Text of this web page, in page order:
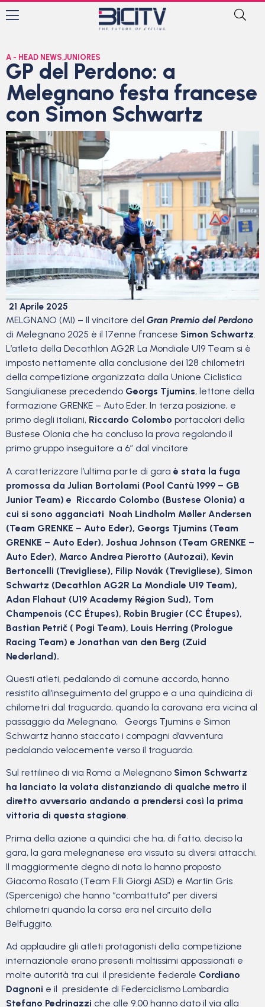
A - HEAD NEWS,JUNIORES
GP del Perdono: a
Melegnano festa francese
con Simon Schwartz
21 Aprile 2025
MELGNANO (MI) – Il vincitore del Gran Premio del Perdono
di Melegnano 2025 è il 17enne francese Simon Schwartz.
L’atleta della Decathlon AG2R La Mondiale U19 Team si è
imposto nettamente alla conclusione dei 128 chilometri
della competizione organizzata dalla Unione Ciclistica
Sangiulianese precedendo Georgs Tjumins, lettone della
formazione GRENKE – Auto Eder. In terza posizione, e
primo degli italiani, Riccardo Colombo portacolori della
Bustese Olonia che ha concluso la prova regolando il
primo gruppo inseguitore a 6” dal vincitore
A caratterizzare l’ultima parte di gara è stata la fuga
promossa da Julian Bortolami (Pool Cantù 1999 – GB
Junior Team) e Riccardo Colombo (Bustese Olonia) a
cui si sono agganciati Noah Lindholm Møller Andersen
(Team GRENKE – Auto Eder), Georgs Tjumins (Team
GRENKE – Auto Eder), Joshua Johnson (Team GRENKE –
Auto Eder), Marco Andrea Pierotto (Autozai), Kevin
Bertoncelli (Trevigliese), Filip Novák (Trevigliese), Simon
Schwartz (Decathlon AG2R La Mondiale U19 Team),
Adan Flahaut (U19 Academy Région Sud), Tom
Champenois (CC Étupes), Robin Brugier (CC Étupes),
Bastian Petrič ( Pogi Team), Louis Herring (Prologue
Racing Team) e Jonathan van den Berg (Zuid
Nederland).
Questi atleti, pedalando di comune accordo, hanno
resistito all’inseguimento del gruppo e a una quindicina di
chilometri dal traguardo, quando la carovana era vicina al
passaggio da Melegnano, Georgs Tjumins e Simon
Schwartz hanno staccato i compagni d’avventura
pedalando velocemente verso il traguardo.
Sul rettilineo di via Roma a Melegnano Simon Schwartz
ha lanciato la volata distanziando di qualche metro il
diretto avversario andando a prendersi così la prima
vittoria di questa stagione.
Prima della azione a quindici che ha, di fatto, deciso la
gara, la gara melegnanese era vissuta su diversi attacchi.
Il maggiormente degno di nota lo hanno proposto
Giacomo Rosato (Team F.lli Giorgi ASD) e Martin Gris
(Spercenigo) che hanno “combattuto” per diversi
chilometri quando la corsa era nel circuito della
Belfuggito.
Ad applaudire gli atleti protagonisti della competizione
internazionale erano presenti moltissimi appassionati e
molte autorità tra cui il presidente federale Cordiano
Dagnoni e il presidente di Federciclismo Lombardia
Stefano Pedrinazzi che alle 9.00 hanno dato il via alla